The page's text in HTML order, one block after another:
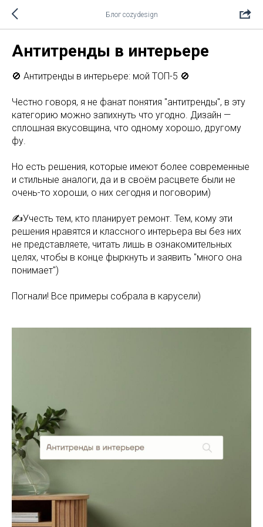
Блог cozydesign
Антитренды в интерьере
🚫 Антитренды в интерьере: мой ТОП-5 🚫
Честно говоря, я не фанат понятия "антитренды", в эту
категорию можно запихнуть что угодно. Дизайн —
сплошная вкусовщина, что одному хорошо, другому
фу.
Но есть решения, которые имеют более современные
и стильные аналоги, да и в своём расцвете были не
очень-то хороши, о них сегодня и поговорим)
✍Учесть тем, кто планирует ремонт. Тем, кому эти
решения нравятся и классного интерьера вы без них
не представляете, читать лишь в ознакомительных
целях, чтобы в конце фыркнуть и заявить "много она
понимает")
Погнали! Все примеры собрала в карусели)